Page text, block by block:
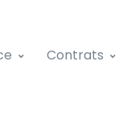
Contrats